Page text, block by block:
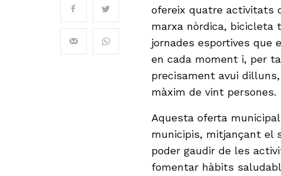
ofereix quatre activitats
marxa nòrdica, bicicleta
jornades esportives que
en cada moment i, per
precisament avui
màxim de vint persones.
Aquesta oferta
municipis, mitjançant el
poder gaudir de les
fomentar hàbits